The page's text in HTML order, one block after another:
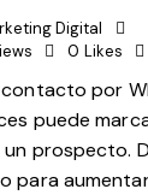
Digital
0 Likes
por
puede
prospecto.
para